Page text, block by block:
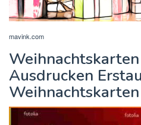
mavink.com
Ausdrucken
Weihnachtskarten